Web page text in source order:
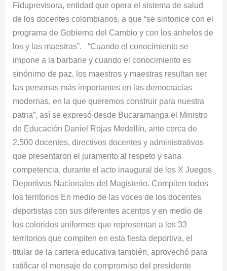
Fiduprevisora, entidad que opera el sistema de salud
de los docentes colombianos, a que “se sintonice con el
programa de Gobierno del Cambio y con los anhelos de
los y las maestras”. “Cuando el conocimiento se
impone a la barbarie y cuando el conocimiento es
sinónimo de paz, los maestros y maestras resultan ser
las personas más importantes en las democracias
modernas, en la que queremos construir para nuestra
patria”, así se expresó desde Bucaramanga el Ministro
de Educación Daniel Rojas Medellín, ante cerca de
2.500 docentes, directivos docentes y administrativos
que presentaron el juramento al respeto y sana
competencia, durante el acto inaugural de los X Juegos
Deportivos Nacionales del Magisterio. Compiten todos
los territorios En medio de las voces de los docentes
deportistas con sus diferentes acentos y en medio de
los coloridos uniformes que representan a los 33
territorios que compiten en esta fiesta deportiva, el
titular de la cartera educativa también, aprovechó para
ratificar el mensaje de compromiso del presidente
Magisterio
2024